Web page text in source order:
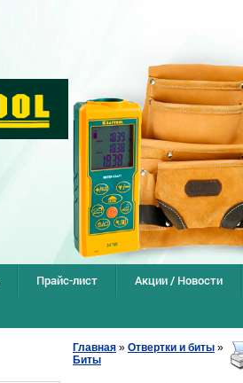
Прайс-лист
Акции / Новости
Главная » Отвертки и биты »
Биты